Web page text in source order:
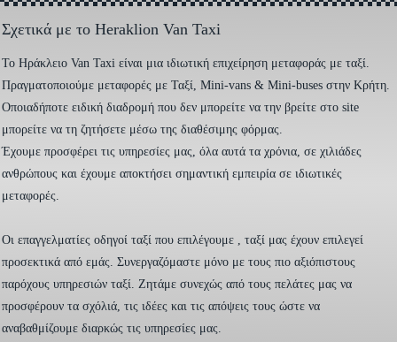
Σχετικά με το Heraklion Van Taxi
To Ηράκλειο Van Taxi είναι μια ιδιωτική επιχείρηση μεταφοράς με ταξί.
Πραγματοποιούμε μεταφορές με Ταξί, Mini-vans & Mini-buses στην Κρήτη.
Οποιαδήποτε ειδική διαδρομή που δεν μπορείτε να την βρείτε στο site
μπορείτε να τη ζητήσετε μέσω της διαθέσιμης φόρμας.
Έχουμε προσφέρει τις υπηρεσίες μας, όλα αυτά τα χρόνια, σε χιλιάδες
ανθρώπους και έχουμε αποκτήσει σημαντική εμπειρία σε ιδιωτικές
μεταφορές.
Οι επαγγελματίες οδηγοί ταξί που επιλέγουμε , ταξί μας έχουν επιλεγεί
προσεκτικά από εμάς. Συνεργαζόμαστε μόνο με τους πιο αξιόπιστους
παρόχους υπηρεσιών ταξί. Ζητάμε συνεχώς από τους πελάτες μας να
προσφέρουν τα σχόλιά, τις ιδέες και τις απόψεις τους ώστε να
αναβαθμίζουμε διαρκώς τις υπηρεσίες μας.